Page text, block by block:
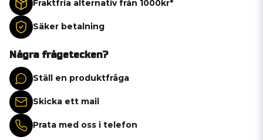
Fraktfria alternativ från 1000kr*
Säker betalning
Några frågetecken?
Ställ en produktfråga
Skicka ett mail
Prata med oss i telefon